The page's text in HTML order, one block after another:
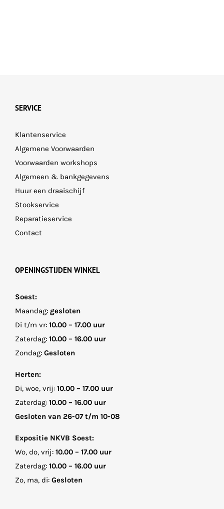
SERVICE
Klantenservice
Algemene Voorwaarden
Voorwaarden workshops
Algemeen & bankgegevens
Huur een draaischijf
Stookservice
Reparatieservice
Contact
OPENINGSTIJDEN WINKEL
Soest:
Maandag: gesloten
Di t/m vr: 10.00 – 17.00 uur
Zaterdag: 10.00 – 16.00 uur
Zondag: Gesloten
Herten:
Di, woe, vrij: 10.00 – 17.00 uur
Zaterdag: 10.00 – 16.00 uur
Gesloten van 26-07 t/m 10-08
Expositie NKVB Soest:
Wo, do, vrij: 10.00 – 17.00 uur
Zaterdag: 10.00 – 16.00 uur
Zo, ma, di: Gesloten